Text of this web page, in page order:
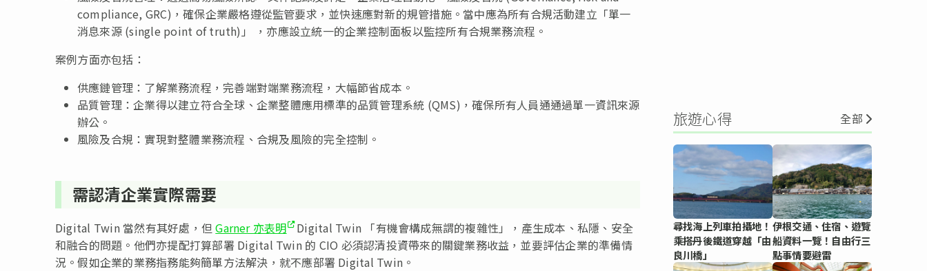
compliance, GRC)，確保企業嚴格遵從監管要求，並快速應對新的規管措施。當中應為所有合規活動建立「單一
消息來源 (single point of truth)」 ，亦應設立統一的企業控制面板以監控所有合規業務流程。
案例方面亦包括：
供應鏈管理：了解業務流程，完善端對端業務流程，大幅節省成本。
品質管理：企業得以建立符合全球、企業整體應用標準的品質管理系統 (QMS)，確保所有人員通通過單一資訊來源
辦公。
風險及合規：實現對整體業務流程、合規及風險的完全控制。
需認清企業實際需要
Digital Twin 當然有其好處，但Garner 亦表明 Digital Twin 「有機會構成無謂的複雜性」，產生成本、私隱、安全
和融合的問題。他們亦提配打算部署 Digital Twin 的 CIO 必須認清投資帶來的關鍵業務收益，並要評估企業的準備情
況。假如企業的業務指務能夠簡單方法解決，就不應部署 Digital Twin。
旅遊心得 全部
尋找海上列車拍攝地！
乘搭丹後鐵道穿越「由
良川橋」
伊根交通、住宿、遊覽
船資料一覽！自由行三
點事情要避雷